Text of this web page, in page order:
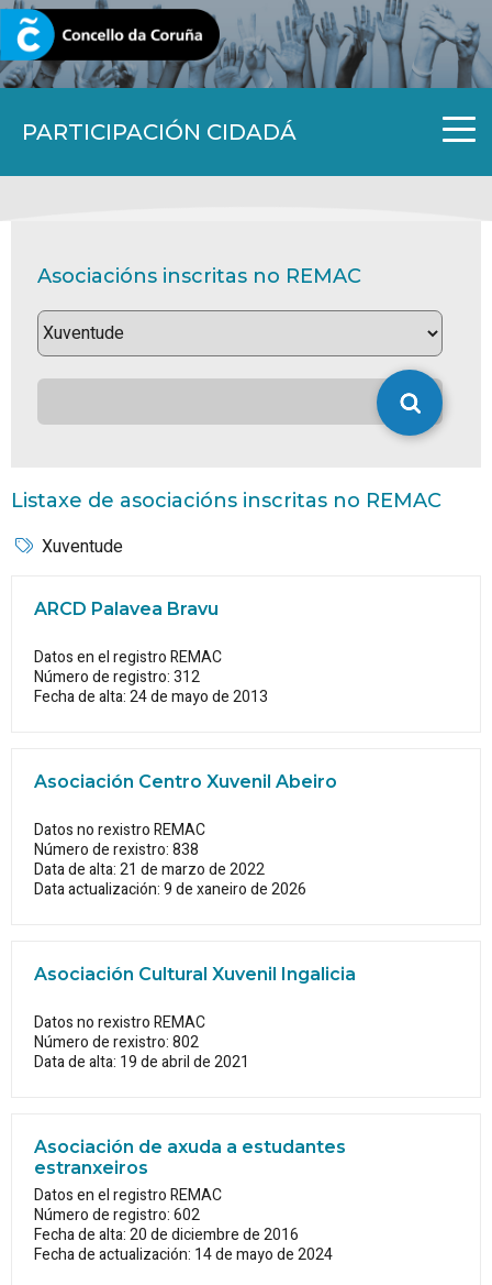
PARTICIPACIÓN CIDADÁ
CORUNA.GAL
Asociacións inscritas no REMAC
Listaxe de asociacións inscritas no REMAC
Xuventude
ARCD Palavea Bravu
Datos en el registro REMAC
Número de registro: 312
Fecha de alta: 24 de mayo de 2013
Asociación Centro Xuvenil Abeiro
Datos no rexistro REMAC
Número de rexistro: 838
Data de alta: 21 de marzo de 2022
Data actualización: 9 de xaneiro de 2026
Asociación Cultural Xuvenil Ingalicia
Datos no rexistro REMAC
Número de rexistro: 802
Data de alta: 19 de abril de 2021
Asociación de axuda a estudantes
estranxeiros
Datos en el registro REMAC
Número de registro: 602
Fecha de alta: 20 de diciembre de 2016
Fecha de actualización: 14 de mayo de 2024